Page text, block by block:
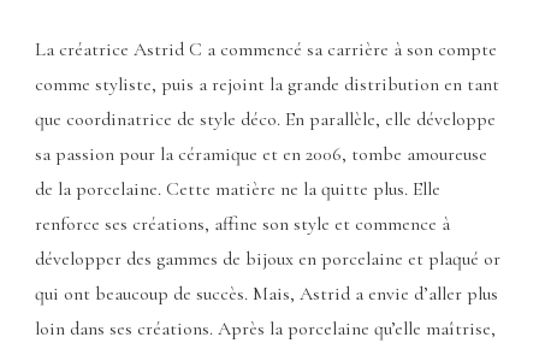
La créatrice Astrid C a commencé sa carrière à son compte
comme styliste, puis a rejoint la grande distribution en tant
que coordinatrice de style déco. En parallèle, elle développe
sa passion pour la céramique et en 2006, tombe amoureuse
de la porcelaine. Cette matière ne la quitte plus. Elle
renforce ses créations, affine son style et commence à
développer des gammes de bijoux en porcelaine et plaqué or
qui ont beaucoup de succès. Mais, Astrid a envie d’aller plus
loin dans ses créations. Après la porcelaine qu’elle maîtrise,